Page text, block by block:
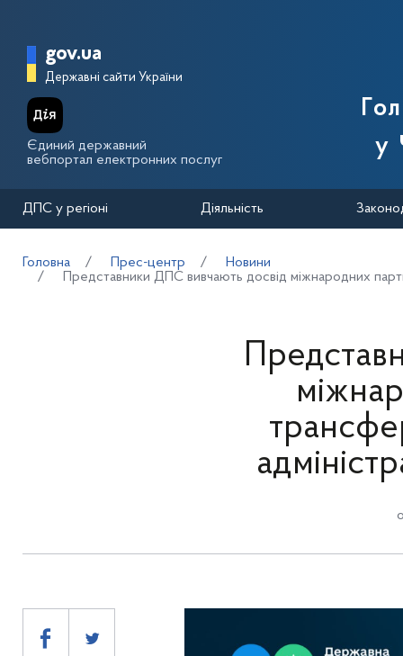
Головна сторінка Державної
gov.ua
Державні сайти України
Єдиний державний
вебпортал електронних послуг
у
ДПС у регіоні Діяльність
Головна Прес-центр
Новини
Представники ДПС вивчають досвід міжнародних